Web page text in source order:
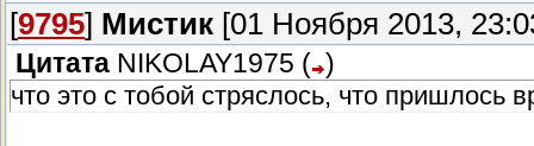
[9795] Мистик [01 Ноября 2013,
Цитата NIKOLAY1975 ( )
что это с тобой стряслось, что пришлось